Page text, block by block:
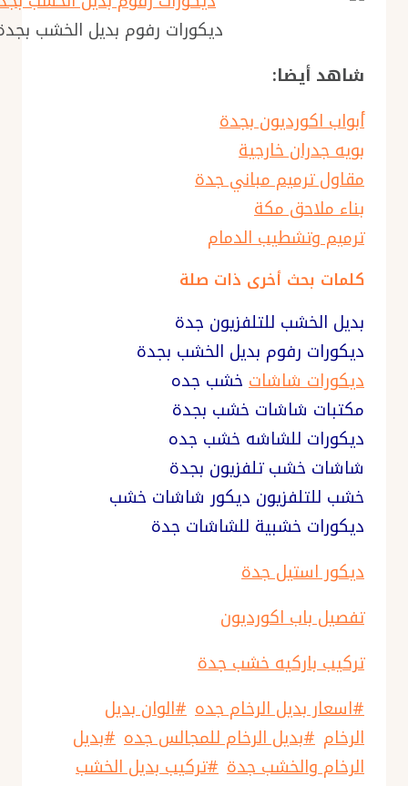
ديكورات رفوم بديل الخشب
شاهد أيضا:
أبواب اكورديون بجدة
بويه جدران خارجية
مقاول ترميم مباني جدة
بناء ملاحق مكة
ترميم وتشطيب الدمام
كلمات بحث أخرى ذات صلة
بديل الخشب للتلفزيون جدة
ديكورات رفوم بديل الخشب بجدة
ديكورات شاشات خشب جده
مكتبات شاشات خشب بجدة
ديكورات للشاشه خشب جده
شاشات خشب تلفزيون بجدة
خشب للتلفزيون ديكور شاشات خشب
ديكورات خشبية للشاشات جدة
ديكور استيل جدة
تفصيل باب اكورديون
تركيب باركيه خشب جدة
وسوم
المقال:
#اسعار بديل الرخام جده #الوان بديل
الرخام #بديل الرخام للمجالس جده #بديل
الرخام والخشب جدة #تركيب بديل الخشب